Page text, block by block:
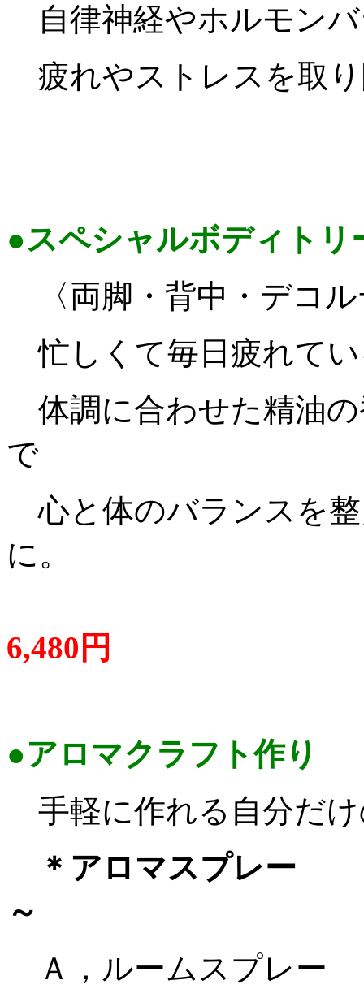
自律神経やホルモン
疲れやストレスを取
●スペシャルボディトリ
〈両脚・背中・デコ
忙しくて毎日疲れて
体調に合わせた精油
で
心と体のバラン スを
に。
6,480円
●アロマクラフト作り
手軽に作れる自分だ
＊アロ
～
Ａ，ルームスプレー